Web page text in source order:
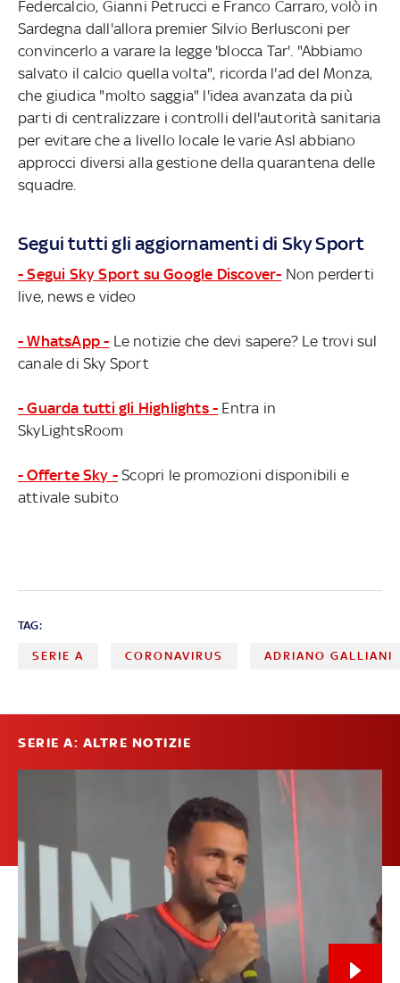
Federcalcio, Gianni Petrucci e Franco Carraro, volò in
Sardegna dall'allora premier Silvio Berlusconi per
convincerlo a varare la legge 'blocca Tar'. "Abbiamo
salvato il calcio quella volta", ricorda l'ad del Monza,
che giudica "molto saggia" l'idea avanzata da più
parti di centralizzare i controlli dell'autorità sanitaria
per evitare che a livello locale le varie Asl abbiano
approcci diversi alla gestione della quarantena delle
squadre.
Segui tutti gli aggiornamenti di Sky Sport
- Segui Sky Sport su Google Discover- Non perderti
live, news e video
- WhatsApp - Le notizie che devi sapere? Le trovi sul
canale di Sky Sport
- Guarda tutti gli Highlights - Entra in
SkyLightsRoom
- Offerte Sky - Scopri le promozioni disponibili e
attivale subito
TAG:
SERIE A CORONAVIRUS ADRIANO GALLIANI
SERIE A: ALTRE NOTIZIE